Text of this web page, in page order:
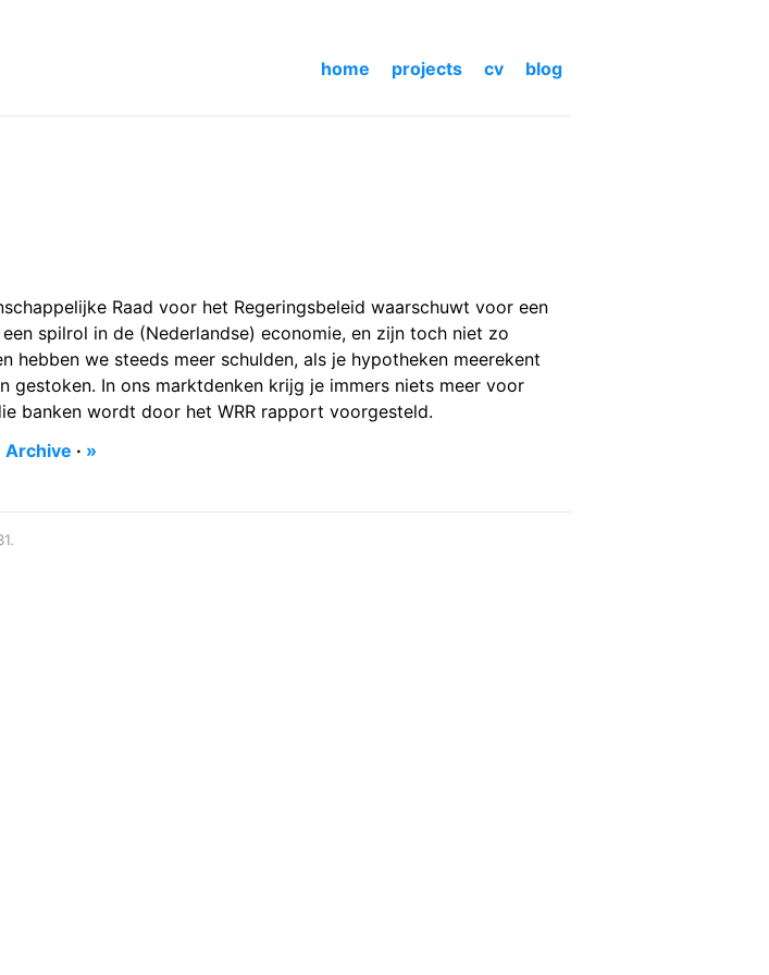
home projects cv blog
Raad voor het Regeringsbeleid waarschuwt voor een
spilrol in de (Nederlandse) economie, en zijn toch niet zo
we steeds meer schulden, als je hypotheken meerekent
gestoken. In ons marktdenken krijg je immers niets meer voor
banken wordt door het WRR rapport voorgesteld.
Archive · »